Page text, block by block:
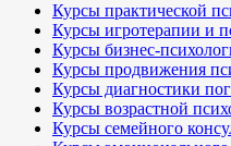
Курсы практической
Курсы игротерапии и
Курсы бизнес-
Курсы продвижения
Курсы диагностики
Курсы возрастной
Курсы семейного